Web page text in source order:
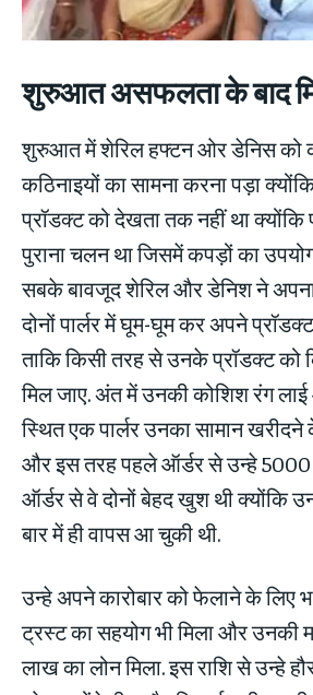
शुरुआत असफलता के बाद
शुरुआत में शेरिल हफ्टन ओर डेनिस को
कठिनाइयों का सामना करना पड़ा
प्रॉडक्ट को देखता तक नहीं था क्योंकि
पुराना चलन था जिसमें कपड़ों का
सबके बावजूद शेरिल और डेनिश ने अपना
दोनों पार्लर में घूम-घूम कर अपने
ताकि किसी तरह से उनके प्रॉडक्ट को
मिल जाए. अंत में उनकी कोशिश रंग
स्थित एक पार्लर उनका सामान खरीदने
और इस तरह पहले ऑर्डर से उन्हे
ऑर्डर से वे दोनों बेहद खुश थी क्योंकि
बार में ही वापस आ चुकी थी.
उन्हे अपने कारोबार को फेलाने के लिए
ट्रस्ट का सहयोग भी मिला और उनकी
लाख का लोन मिला. इस राशि से उन्हे